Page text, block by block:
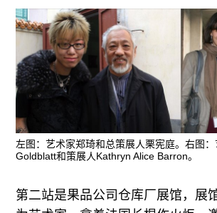
左图：艺术家郑琦和总策展人栗宪庭。右图
Goldblatt和策展人Kathryn Alice Barron。
第二站是果品公司仓库厂展馆，展